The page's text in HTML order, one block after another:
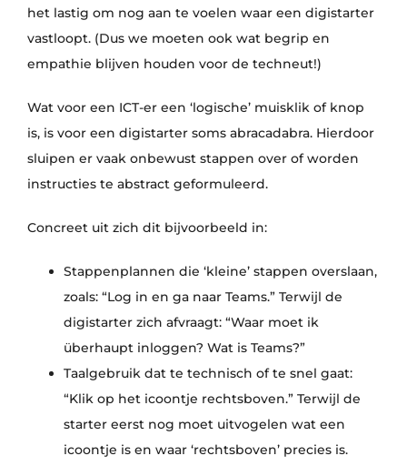
het lastig om nog aan te voelen waar een digistarter
vastloopt. (Dus we moeten ook wat begrip en
empathie blijven houden voor de techneut!)
Wat voor een ICT-er een ‘logische’ muisklik of knop
is, is voor een digistarter soms abracadabra. Hierdoor
sluipen er vaak onbewust stappen over of worden
instructies te abstract geformuleerd.
Concreet uit zich dit bijvoorbeeld in:
Stappenplannen die ‘kleine’ stappen overslaan,
zoals: “Log in en ga naar Teams.” Terwijl de
digistarter zich afvraagt: “Waar moet ik
überhaupt inloggen? Wat is Teams?”
Taalgebruik dat te technisch of te snel gaat:
“Klik op het icoontje rechtsboven.” Terwijl de
starter eerst nog moet uitvogelen wat een
icoontje is en waar ‘rechtsboven’ precies is.